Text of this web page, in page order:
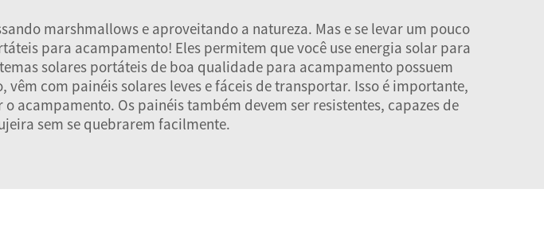
marshmallows e aproveitando a natureza. Mas e se levar um pouco
para acampamento! Eles permitem que você use energia solar para
solares portáteis de boa qualidade para acampamento possuem
com painéis solares leves e fáceis de transportar. Isso é importante,
acampamento. Os painéis também devem ser resistentes, capazes de
sem se quebrarem facilmente.